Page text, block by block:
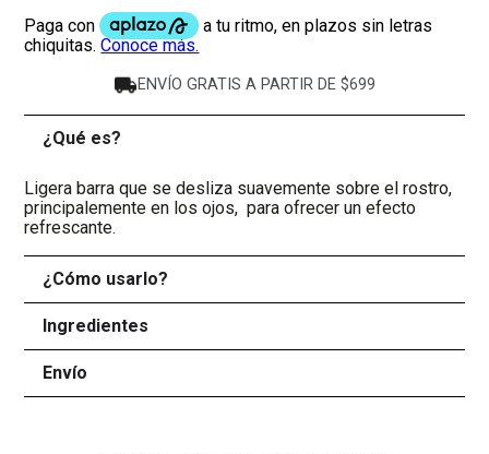
ENVÍO GRATIS A PARTIR DE $699
¿Qué es?
Ligera barra que se desliza suavemente sobre el rostro,
principalemente en los ojos, para ofrecer un efecto
refrescante.
¿Cómo usarlo?
Ingredientes
Envío